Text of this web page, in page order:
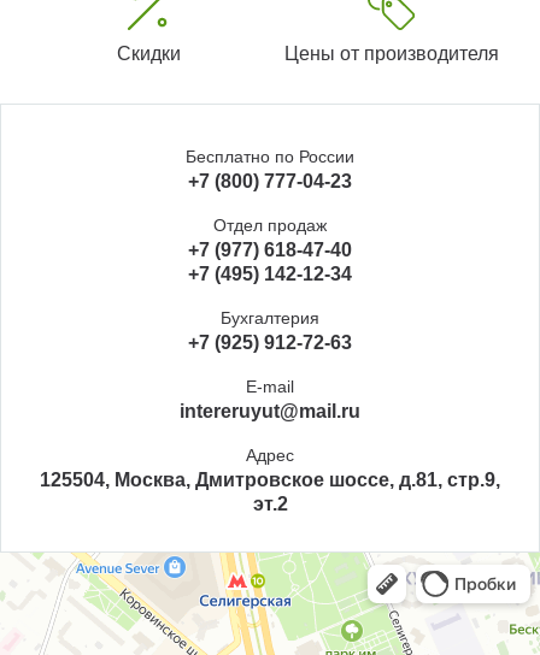
Скидки Цены от производителя
Бесплатно по России
+7 (800) 777-04-23
Отдел продаж
+7 (977) 618-47-40
+7 (495) 142-12-34
Бухгалтерия
+7 (925) 912-72-63
E-mail
intereruyut@mail.ru
Адрес
125504, Москва, Дмитровское шоссе, д.81, стр.9,
эт.2